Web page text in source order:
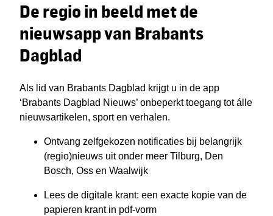
De regio in beeld met de
nieuwsapp van Brabants
Dagblad
Als lid van Brabants Dagblad krijgt u in de app
‘Brabants Dagblad Nieuws’ onbeperkt toegang tot álle
nieuwsartikelen, sport en verhalen.
Ontvang zelfgekozen notificaties bij belangrijk
(regio)nieuws uit onder meer Tilburg, Den
Bosch, Oss en Waalwijk
Lees de digitale krant: een exacte kopie van de
papieren krant in pdf-vorm